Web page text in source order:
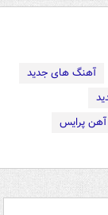
آهنگ های جدید
پرایس